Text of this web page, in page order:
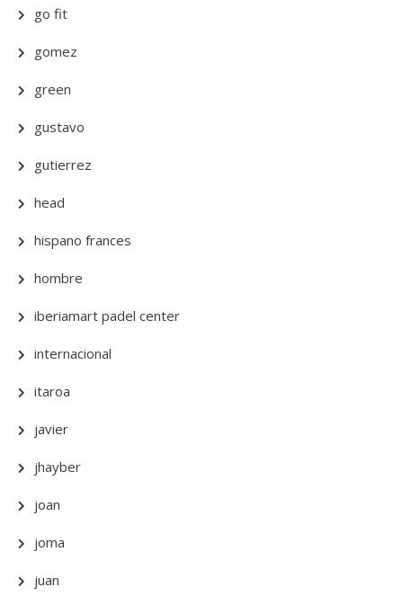
go fit
gomez
green
gustavo
gutierrez
head
hispano frances
hombre
iberiamart padel center
internacional
itaroa
javier
jhayber
joan
joma
juan